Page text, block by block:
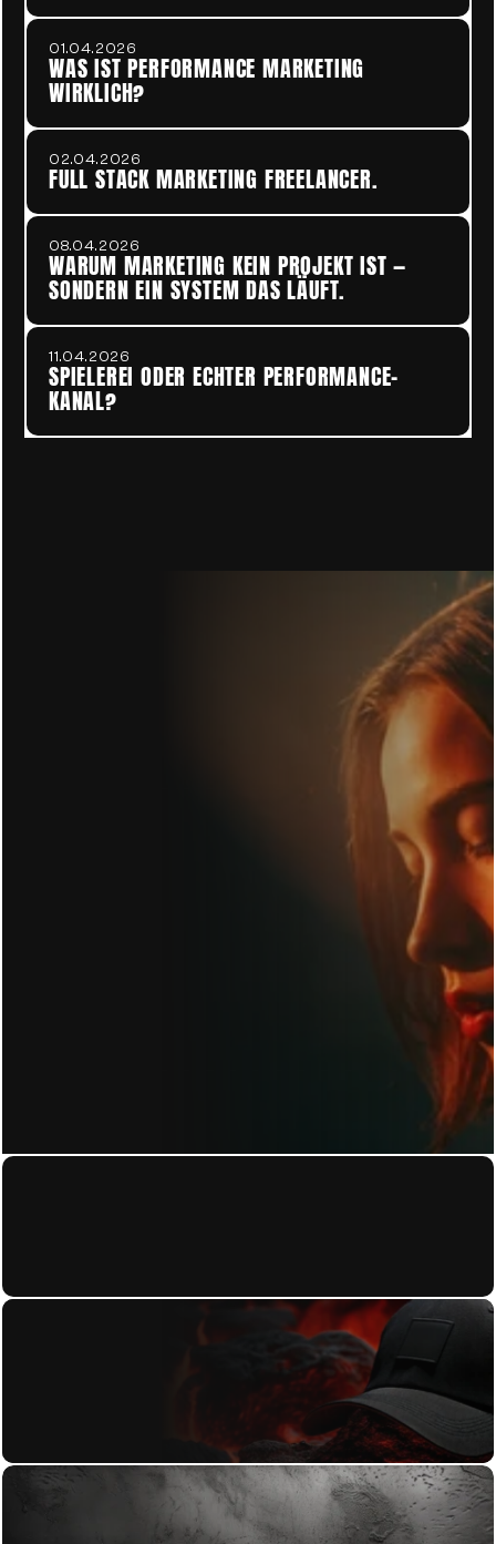
01.04.2026
WAS IST PERFORMANCE MARKETING
WIRKLICH?
02.04.2026
FULL STACK MARKETING FREELANCER.
08.04.2026
WARUM MARKETING KEIN PROJEKT IST —
SONDERN EIN SYSTEM DAS LÄUFT.
11.04.2026
SPIELEREI ODER ECHTER PERFORMANCE-
KANAL?
Blog